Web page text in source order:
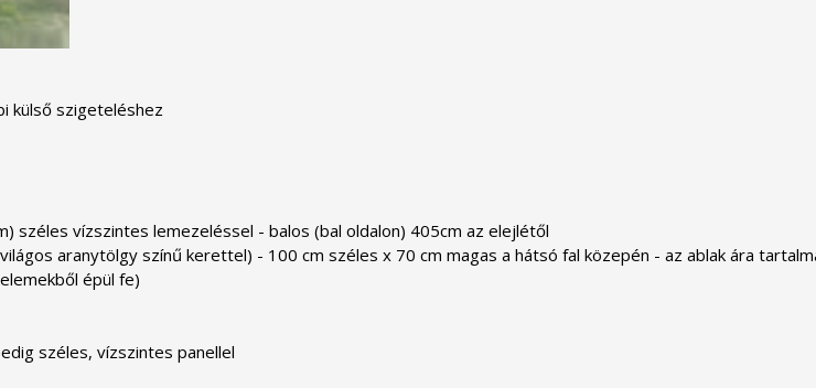
külső szigeteléshez
vízszintes lemezeléssel - balos (bal oldalon) 405cm az elejlétől
aranytölgy színű kerettel) - 100 cm széles x 70 cm magas a hátsó fal közepén - az ablak ára
épül fe)
széles, vízszintes panellel